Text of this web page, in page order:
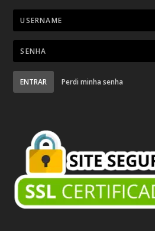
ENTRAR Perdi minha senha